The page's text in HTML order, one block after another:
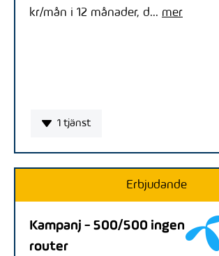
kr/mån i 12 månader, d... mer
1 tjänst
Erbjudande
Kampanj - 500/500 ingen
router